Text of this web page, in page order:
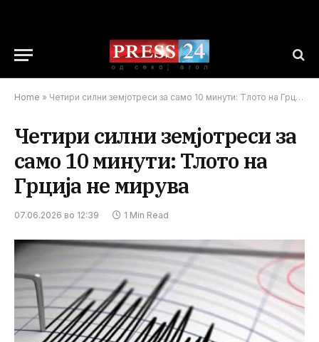
Home » Четири силни земјотреси за само 10 минути: Тлото на Грција не мирува
Четири силни земјотреси за
само 10 минути: Тлото на
Грција не мирува
07.06.2026 во 12:39 1 Min Read